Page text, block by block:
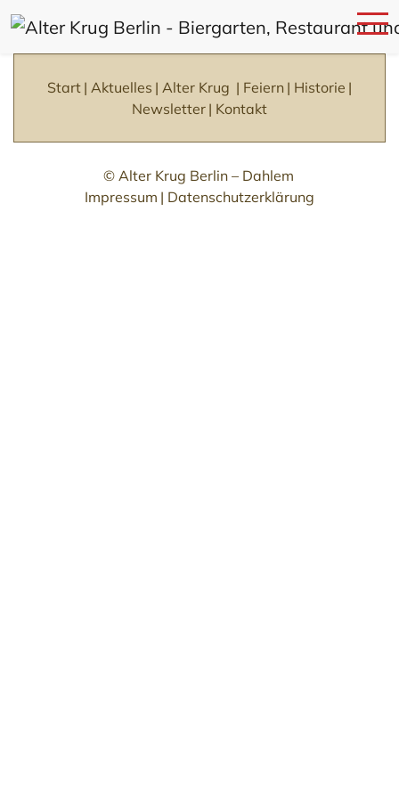
Start Aktuelles Alter Krug Feiern Historie
Newsletter Kontakt
© Alter Krug Berlin – Dahlem
Impressum
Datenschutzerklärung